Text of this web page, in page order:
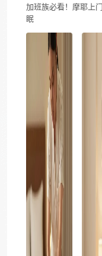
加班族必看！摩耶上
眠